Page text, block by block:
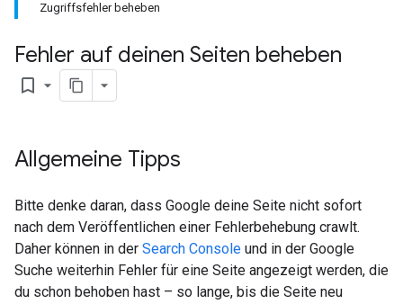
Zugriffsfehler beheben
Fehler auf deinen Seiten beheben
bookmark_border
Allgemeine Tipps
Bitte denke daran, dass Google deine Seite nicht sofort
nach dem Veröffentlichen einer Fehlerbehebung crawlt.
Daher können in der Search Console und in der Google
Suche weiterhin Fehler für eine Seite angezeigt werden, die
du schon behoben hast – so lange, bis die Seite neu